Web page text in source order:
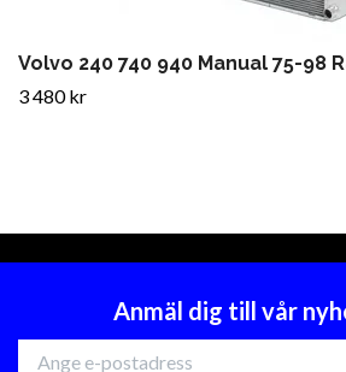
Volvo 240 740 940 Manual 75-98
3 480 kr
Anmäl dig till vår